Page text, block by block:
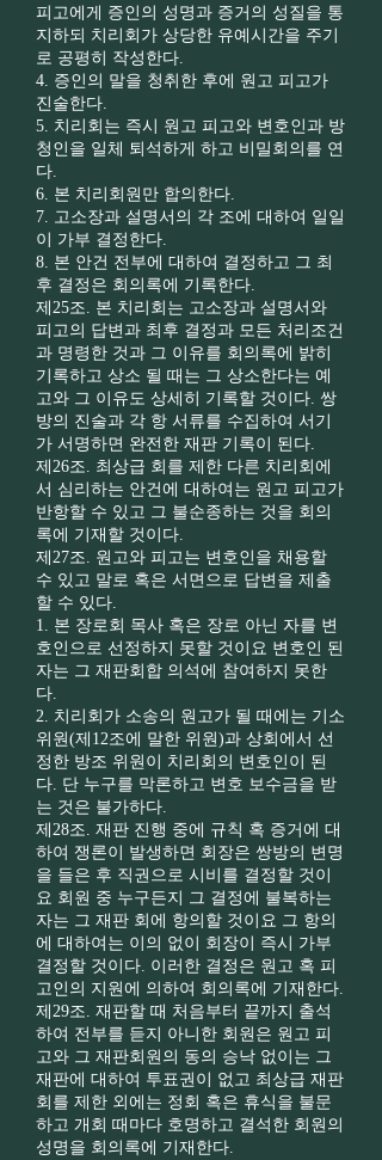
피고에게 증인의 성명과 증거의 성질을 통
지하되 치리회가 상당한 유예시간을 주기
로 공평히 작성한다.
4. 증인의 말을 청취한 후에 원고 피고가
진술한다.
5. 치리회는 즉시 원고 피고와 변호인과 방
청인을 일체 퇴석하게 하고 비밀회의를 연
다.
6. 본 치리회원만 합의한다.
7. 고소장과 설명서의 각 조에 대하여 일일
이 가부 결정한다.
8. 본 안건 전부에 대하여 결정하고 그 최
후 결정은 회의록에 기록한다.
제25조. 본 치리회는 고소장과 설명서와
피고의 답변과 최후 결정과 모든 처리조건
과 명령한 것과 그 이유를 회의록에 밝히
기록하고 상소 될 때는 그 상소한다는 예
고와 그 이유도 상세히 기록할 것이다. 쌍
방의 진술과 각 항 서류를 수집하여 서기
가 서명하면 완전한 재판 기록이 된다.
제26조. 최상급 회를 제한 다른 치리회에
서 심리하는 안건에 대하여는 원고 피고가
반항할 수 있고 그 불순종하는 것을 회의
록에 기재할 것이다.
제27조. 원고와 피고는 변호인을 채용할
수 있고 말로 혹은 서면으로 답변을 제출
할 수 있다.
1. 본 장로회 목사 혹은 장로 아닌 자를 변
호인으로 선정하지 못할 것이요 변호인 된
자는 그 재판회합 의석에 참여하지 못한
다.
2. 치리회가 소송의 원고가 될 때에는 기소
위원(제12조에 말한 위원)과 상회에서 선
정한 방조 위원이 치리회의 변호인이 된
다. 단 누구를 막론하고 변호 보수금을 받
는 것은 불가하다.
제28조. 재판 진행 중에 규칙 혹 증거에 대
하여 쟁론이 발생하면 회장은 쌍방의 변명
을 들은 후 직권으로 시비를 결정할 것이
요 회원 중 누구든지 그 결정에 불복하는
자는 그 재판 회에 항의할 것이요 그 항의
에 대하여는 이의 없이 회장이 즉시 가부
결정할 것이다. 이러한 결정은 원고 혹 피
고인의 지원에 의하여 회의록에 기재한다.
제29조. 재판할 때 처음부터 끝까지 출석
하여 전부를 듣지 아니한 회원은 원고 피
고와 그 재판회원의 동의 승낙 없이는 그
재판에 대하여 투표권이 없고 최상급 재판
회를 제한 외에는 정회 혹은 휴식을 불문
하고 개회 때마다 호명하고 결석한 회원의
성명을 회의록에 기재한다.